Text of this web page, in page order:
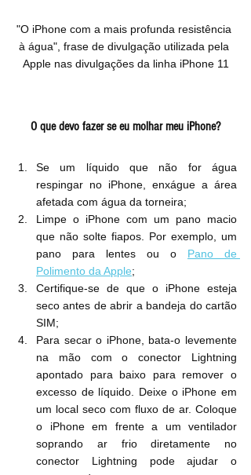
"O iPhone com a mais profunda resistência
à água", frase de divulgação utilizada pela
Apple nas divulgações da linha iPhone 11
O que devo fazer se eu molhar meu iPhone?
Se um líquido que não for água
respingar no iPhone, enxágue a área
afetada com água da torneira;
Limpe o iPhone com um pano macio
que não solte fiapos. Por exemplo, um
pano para lentes ou o Pano de
Polimento da Apple;
Certifique-se de que o iPhone esteja
seco antes de abrir a bandeja do cartão
SIM;
Para secar o iPhone, bata-o levemente
na mão com o conector Lightning
apontado para baixo para remover o
excesso de líquido. Deixe o iPhone em
um local seco com fluxo de ar. Coloque
o iPhone em frente a um ventilador
soprando ar frio diretamente no
conector Lightning pode ajudar o